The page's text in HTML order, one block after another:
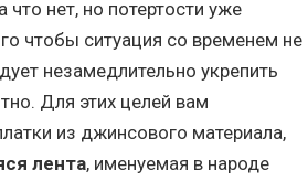
нет, но потертости уже
чтобы ситуация со временем не
незамедлительно укрепить
Для этих целей вам
из джинсового материала,
лента, именуемая в народе